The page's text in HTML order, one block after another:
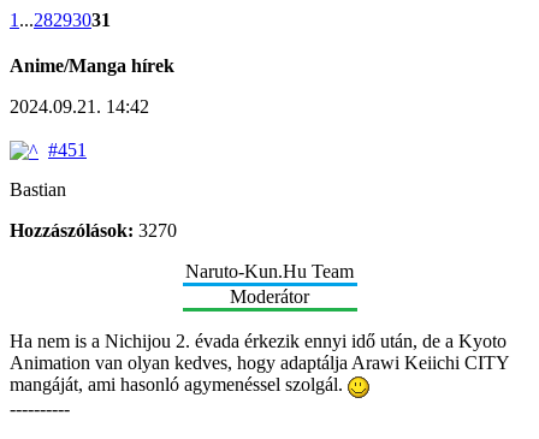
1 ...28293031
Anime/Manga hírek
2024.09.21. 14:42
#451
Bastian
Hozzászólások: 3270
Naruto-Kun.Hu Team
Moderátor
Ha nem is a Nichijou 2. évada érkezik ennyi idő után, de a Kyoto
Animation van olyan kedves, hogy adaptálja Arawi Keiichi CITY
mangáját, ami hasonló agymenéssel szolgál.
----------